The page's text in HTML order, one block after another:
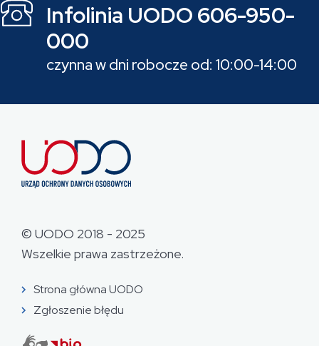
Infolinia UODO 606-950-
000
czynna w dni robocze od: 10:00-14:00
© UODO 2018 - 2025
Wszelkie prawa zastrzeżone.
Strona główna UODO
Zgłoszenie błędu